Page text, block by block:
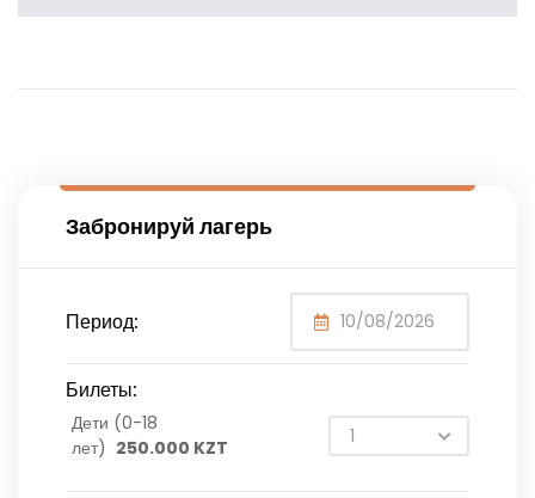
Забронируй лагерь
Период:
Билеты:
Дети (0-18
лет) 250.000 KZT